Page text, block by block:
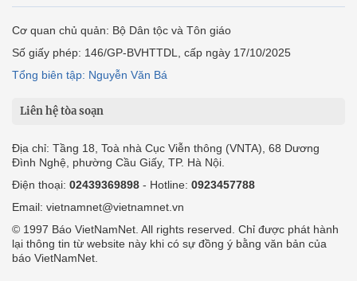
Cơ quan chủ quản: Bộ Dân tộc và Tôn giáo
Số giấy phép: 146/GP-BVHTTDL, cấp ngày 17/10/2025
Tổng biên tập: Nguyễn Văn Bá
Liên hệ tòa soạn
Địa chỉ: Tầng 18, Toà nhà Cục Viễn thông (VNTA), 68 Dương
Đình Nghệ, phường Cầu Giấy, TP. Hà Nội.
Điện thoại: 02439369898 - Hotline: 0923457788
Email: vietnamnet@vietnamnet.vn
© 1997 Báo VietNamNet. All rights reserved. Chỉ được phát hành
lại thông tin từ website này khi có sự đồng ý bằng văn bản của
báo VietNamNet.